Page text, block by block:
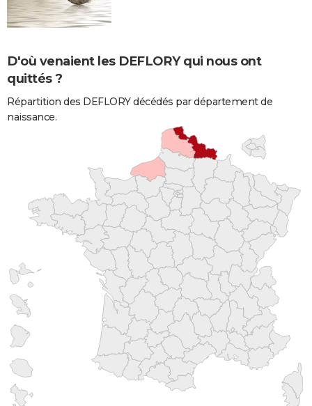
D'où venaient les DEFLORY qui nous ont
quittés ?
Répartition des DEFLORY décédés par département de
naissance.